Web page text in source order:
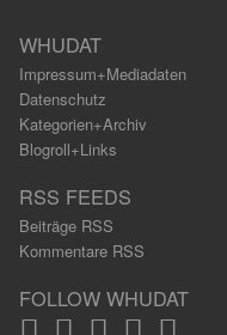
WHUDAT
Impressum+Mediadaten
Datenschutz
Kategorien+Archiv
Blogroll+Links
RSS FEEDS
Beiträge RSS
Kommentare RSS
FOLLOW WHUDAT